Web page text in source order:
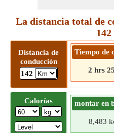
La distancia total de
Distancia de
conducción
142
Tiempo de
2 hrs
Calorías montar en
8,483